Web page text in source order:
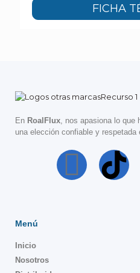
FICHA
En RoalFlux, nos apasiona lo que
una elección confiable y respetada
Menú
Inicio
Nosotros